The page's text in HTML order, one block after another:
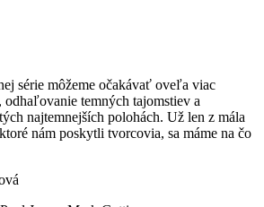
série môžeme očakávať oveľa viac
temných tajomstiev a
najtemnejších polohách. Už len z mála
nám poskytli tvorcovia, sa máme na čo